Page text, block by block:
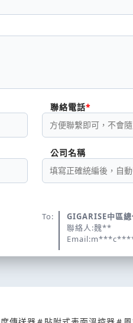
聯絡電話
公司名稱
To:
GIGARISE中區
聯絡人:魏**